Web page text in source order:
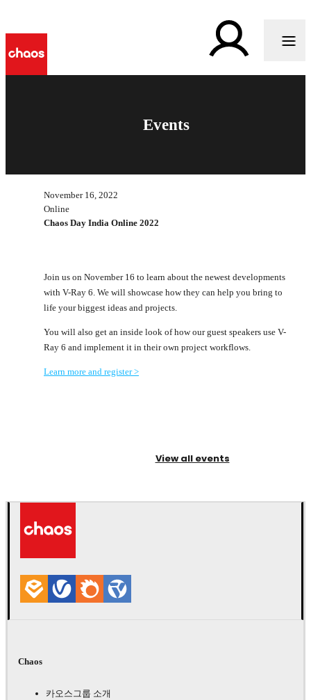
Events
November 16, 2022
Online
Chaos Day India Online 2022
Join us on November 16 to learn about the newest developments
with V-Ray 6. We will showcase how they can help you bring to
life your biggest ideas and projects.
You will also get an inside look of how our guest speakers use V-
Ray 6 and implement it in their own project workflows.
Learn more and register >
View all events
Chaos
카오스그룹 소개